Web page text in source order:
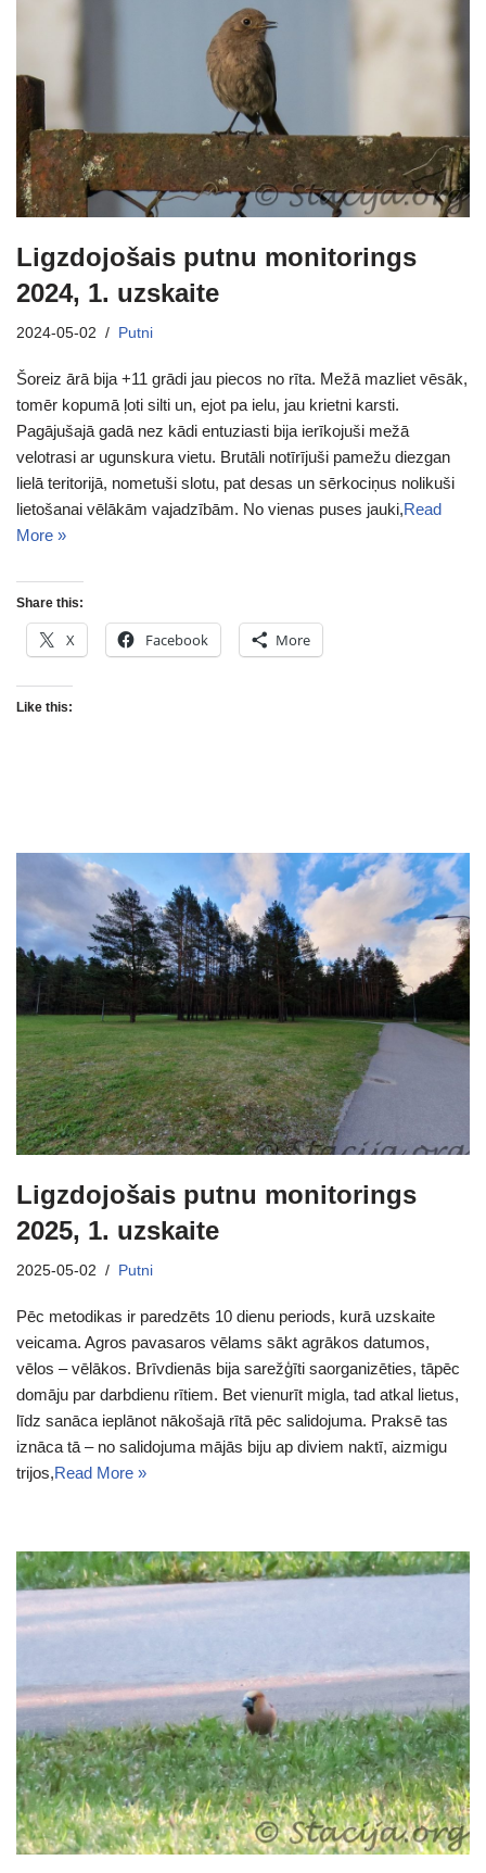
Ligzdojošais putnu monitorings
2024, 1. uzskaite
2024-05-02 Putni
Šoreiz ārā bija +11 grādi jau piecos no rīta. Mežā mazliet vēsāk,
tomēr kopumā ļoti silti un, ejot pa ielu, jau krietni karsti.
Pagājušajā gadā nez kādi entuziasti bija ierīkojuši mežā
velotrasi ar ugunskura vietu. Brutāli notīrījuši pamežu diezgan
lielā teritorijā, nometuši slotu, pat desas un sērkociņus nolikuši
lietošanai vēlākām vajadzībām. No vienas puses jauki,Read
More »
Share this:
X Facebook More
Like this:
Ligzdojošais putnu monitorings
2025, 1. uzskaite
2025-05-02 Putni
Pēc metodikas ir paredzēts 10 dienu periods, kurā uzskaite
veicama. Agros pavasaros vēlams sākt agrākos datumos,
vēlos – vēlākos. Brīvdienās bija sarežģīti saorganizēties, tāpēc
domāju par darbdienu rītiem. Bet vienurīt migla, tad atkal lietus,
līdz sanāca ieplānot nākošajā rītā pēc salidojuma. Praksē tas
iznāca tā – no salidojuma mājās biju ap diviem naktī, aizmigu
trijos,Read More »